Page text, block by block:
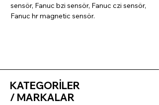
sensör, Fanuc bzi sensör, Fanuc czi sensör,
Fanuc hr magnetic sensör.
KATEGORİLER
/ MARKALAR